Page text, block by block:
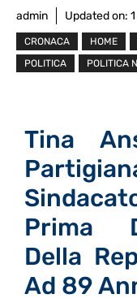
admin Updated on:
CRONACA HOME
POLITICA
POLITICA
Tina
Prima
Della
Ad 89